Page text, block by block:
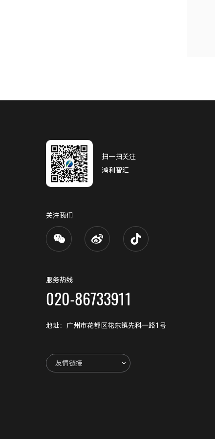
扫一扫关注
鸿利智汇
关注我们
服务热线
020-86733911
地址：广州市花都区花东镇先科一路1号
友情链接